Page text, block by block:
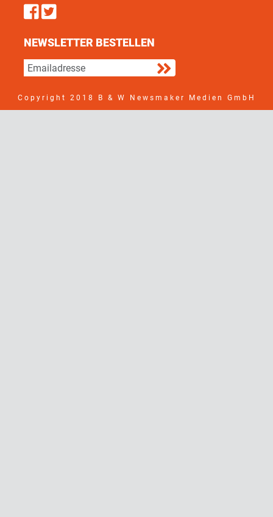
Find us on Facebook
Follow us on Twitter
NEWSLETTER BESTELLEN
Copyright 2018 B & W Newsmaker Medien GmbH